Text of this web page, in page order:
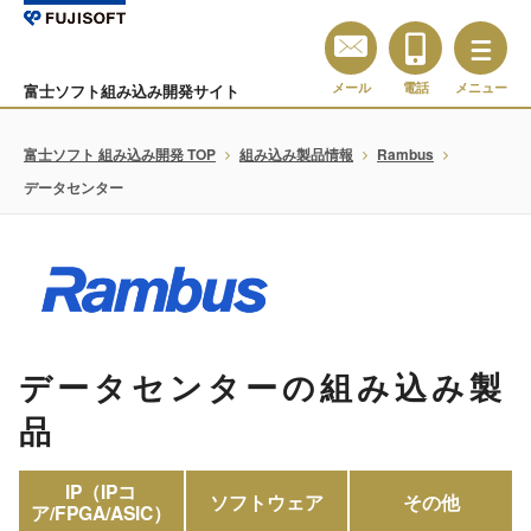
富士ソフト組み込み開発サイト メール 電話 メニュー
富士ソフト 組み込み開発 TOP 組み込み製品情報
Rambus
データセンター
データセンターの組み込み製
品
IP（IPコ
ア/FPGA/ASIC） ソフトウェア その他